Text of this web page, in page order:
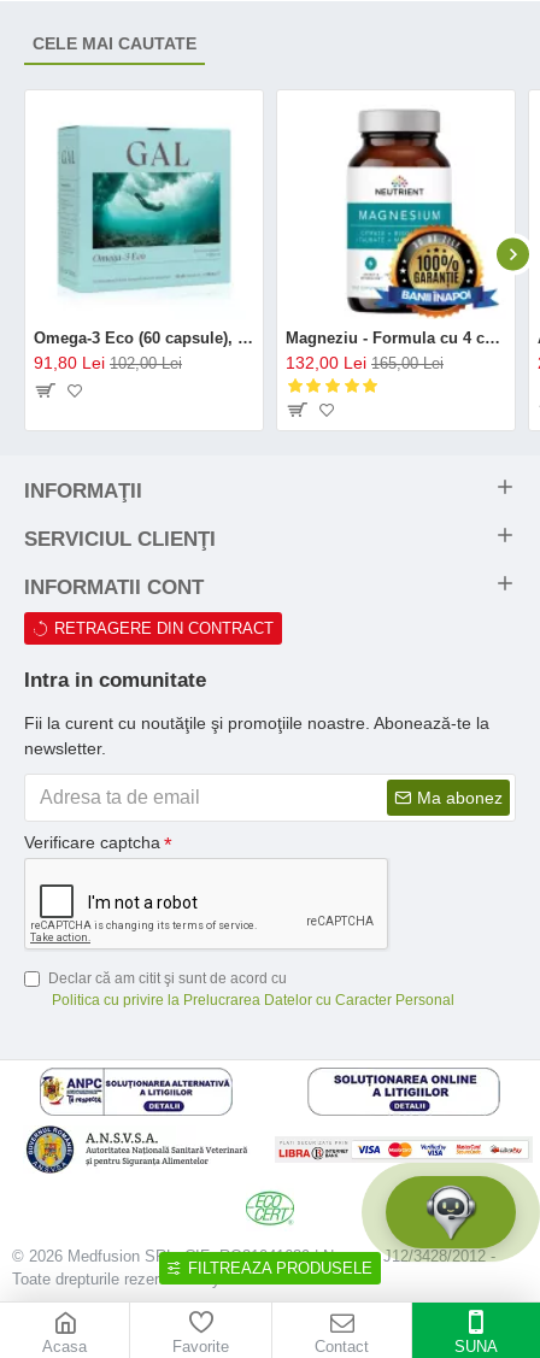
CELE MAI CAUTATE
Omega-3 Eco (60 capsule), GAL
91,80 Lei 102,00 Lei
Magneziu - Formula cu 4 chelați (120 capsule), Neutrient
132,00 Lei 165,00 Lei
INFORMAŢII
SERVICIUL CLIENŢI
INFORMATII CONT
RETRAGERE DIN CONTRACT
Intra in comunitate
Fii la curent cu noutăţile şi promoţiile noastre. Abonează-te la
newsletter.
Ma abonez
Verificare captcha
Declar că am citit şi sunt de acord cu
Politica cu privire la Prelucrarea Datelor cu Caracter Personal
© 2026 Medfusion SRL, CIF: RO31041639 | Nr. reg.: J12/3428/2012 -
Toate drepturile rezervate - by DevPro.ro
Acasa Favorite Contact SUNA
FILTREAZA PRODUSELE